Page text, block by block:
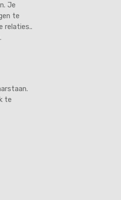
Je
te
relaties..
te